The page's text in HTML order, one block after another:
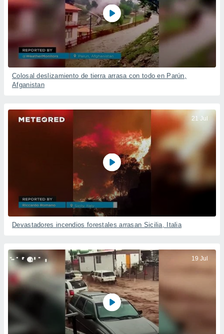
Colosal deslizamiento de tierra arrasa con todo en Parún,
Afganistan
21 Jul
Devastadores incendios forestales arrasan Sicilia, Italia
19 Jul